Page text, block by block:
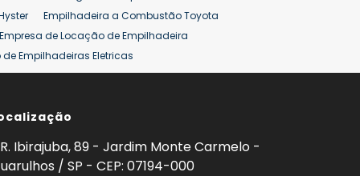
Empilhadeira a Combustão Toyota
Empresa de Locação de Empilhadeira
Empilhadeiras Eletricas
de Empilhadeiras
Empilhadeira Hyster
ton Venda Empilhadeiras 25 ton
R. Ibirajuba, 89 - Jardim Monte Carmelo -
/ SP - CEP: 07194-000